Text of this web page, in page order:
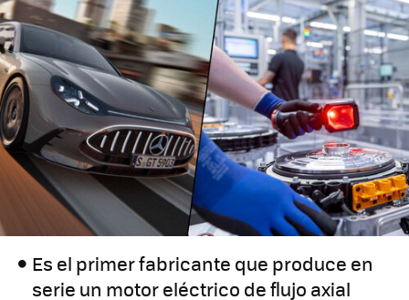
Es el primer fabricante que produce en
serie un motor eléctrico de flujo axial